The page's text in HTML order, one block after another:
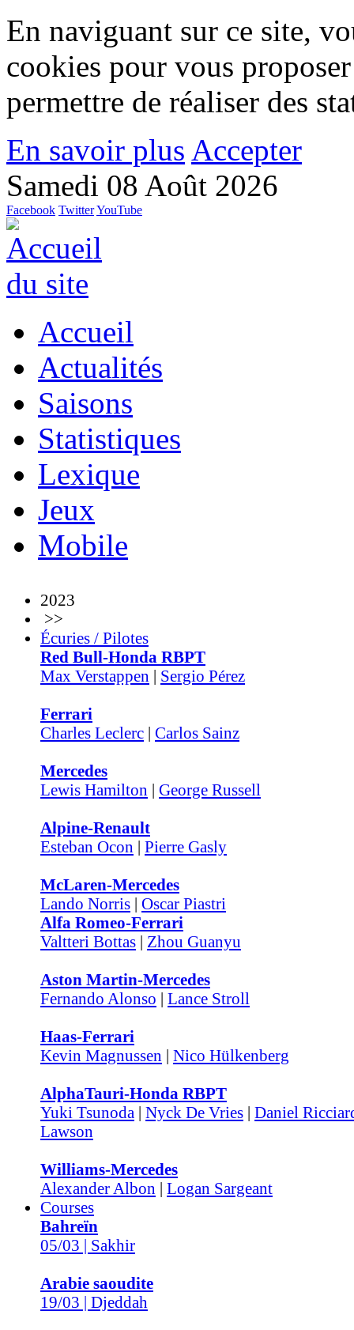
En naviguant sur ce site,
cookies pour vous
permettre de réaliser des
En savoir plus Accepter
Samedi 08 Août 2026
Facebook TwitterYouTube
Accueil
Actualités
Saisons
Statistiques
Lexique
Jeux
Mobile
2023
>>
Écuries / Pilotes
Red Bull-Honda RBPT
Max Verstappen | Sergio Pérez
Ferrari
Charles Leclerc | Carlos Sainz
Mercedes
Lewis Hamilton | George Russell
Alpine-Renault
Esteban Ocon | Pierre Gasly
McLaren-Mercedes
Lando Norris | Oscar Piastri
Alfa Romeo-Ferrari
Valtteri Bottas | Zhou Guanyu
Aston Martin-Mercedes
Fernando Alonso | Lance Stroll
Haas-Ferrari
Kevin Magnussen | Nico Hülkenberg
AlphaTauri-Honda RBPT
Yuki Tsunoda | Nyck De Vries | Daniel
Lawson
Williams-Mercedes
Alexander Albon | Logan Sargeant
Courses
Bahreïn
05/03 | Sakhir
Arabie saoudite
19/03 | Djeddah